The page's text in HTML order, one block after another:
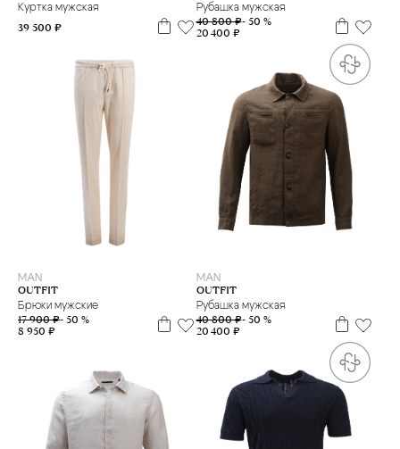
Куртка мужская
39 500 ₽
Рубашка мужская
40 800 ₽- 50 %
20 400 ₽
48 52
MAN
OUTFIT
Брюки мужские
17 900 ₽- 50 %
8 950 ₽
MAN
OUTFIT
Рубашка мужская
40 800 ₽- 50 %
20 400 ₽